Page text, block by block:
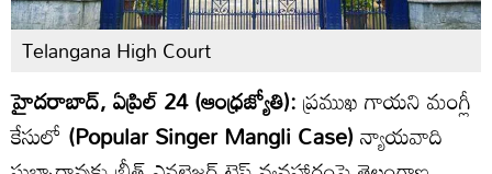
Telangana High Court
హైదరాబాద్, ఏప్రిల్ 24 (ఆంధ్రజ్యోతి):ప్రముఖ గాయని మంగ్లీ
కేసులో (Popular Singer Mangli Case)న్యాయవాది